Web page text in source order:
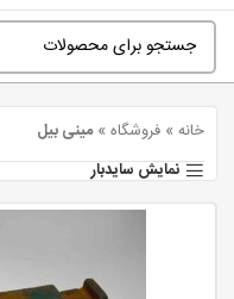
خانه» فروشگاه»مینی بیل
نمایش سایدبار